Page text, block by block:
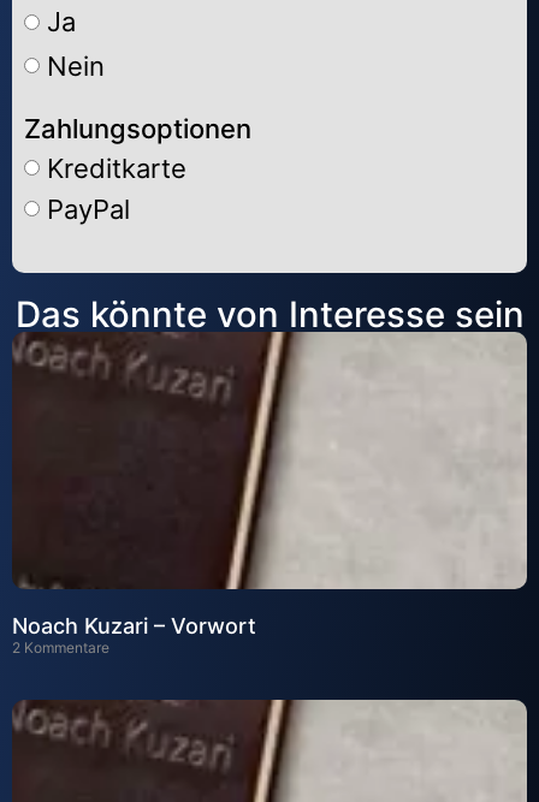
Ja
Nein
Zahlungsoptionen
Kreditkarte
PayPal
Alternative:
Das könnte von Interesse sein
Noach Kuzari – Vorwort
2 Kommentare